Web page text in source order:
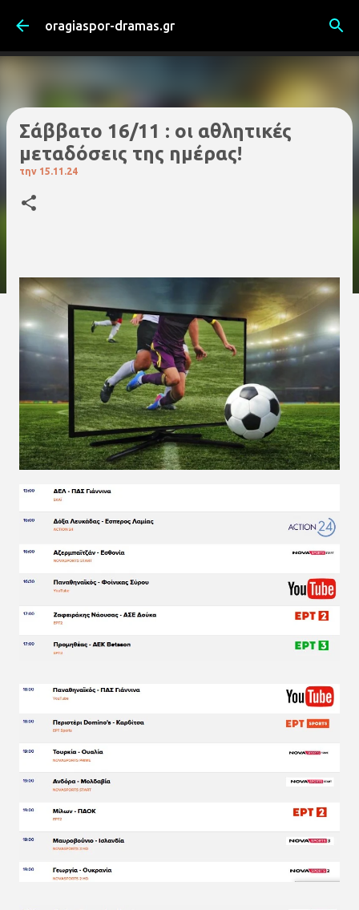
Μετάβαση στο κύριο περιεχόμενο
oragiaspor-dramas.gr
Σάββατο 16/11 : οι αθλητικές
μεταδόσεις της ημέρας!
την 15.11.24